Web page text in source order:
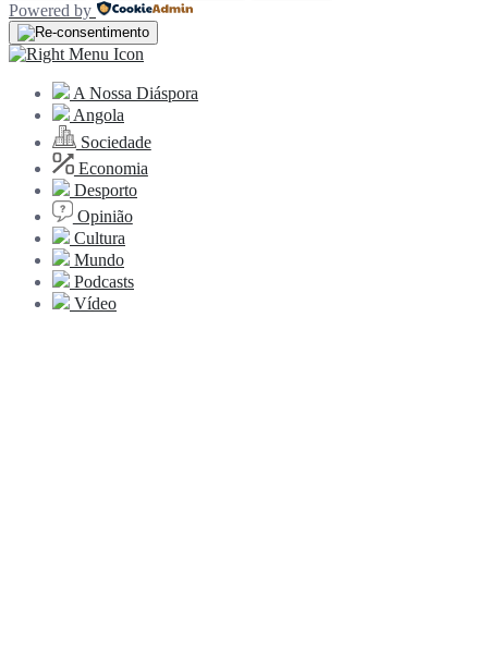
Powered by
A Nossa Diáspora
Angola
Sociedade
Economia
Desporto
Opinião
Cultura
Mundo
Podcasts
Vídeo